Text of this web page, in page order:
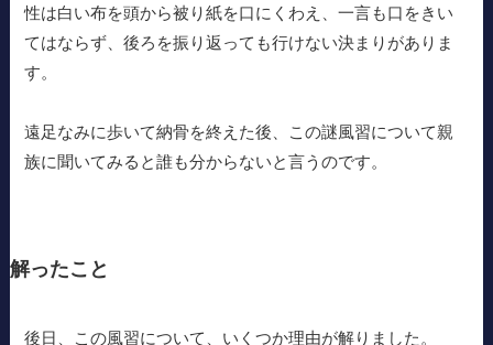
性は白い布を頭から被り紙を口にくわえ、一言も口をきい
てはならず、後ろを振り返っても行けない決まりがありま
す。
遠足なみに歩いて納骨を終えた後、この謎風習について親
族に聞いてみると誰も分からないと言うのです。
解ったこと
後日、この風習について、いくつか理由が解りました。